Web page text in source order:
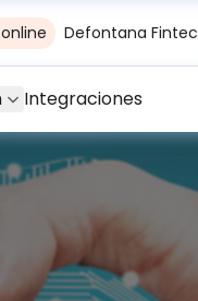
Defontana
Integraciones